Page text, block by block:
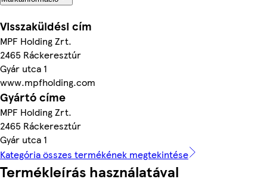
Visszaküldési cím
MPF Holding Zrt.
2465 Ráckeresztúr
Gyár utca 1
www.mpfholding.com
Gyártó címe
MPF Holding Zrt.
2465 Ráckeresztúr
Gyár utca 1
Kategória összes termékének megtekintése
Termékleírás használatával